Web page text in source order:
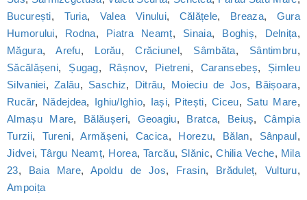
București, Turia, Valea Vinului, Călățele, Breaza, Gura
Humorului, Rodna, Piatra Neamț, Sinaia, Boghiș, Delnița,
Măgura,Arefu, Lorău,Crăciunel, Sâmbăta, Sântimbru,
Săcălășeni, Șugag, Râșnov, Pietreni, Caransebeș, Șimleu
Silvaniei,Zalău, Saschiz, Ditrău, Moieciu de Jos, Băișoara,
Rucăr, Nădejdea, Ighiu/Ighìo, Iași, Pitești,Ciceu, Satu Mare,
Almașu Mare, Bălăușeri, Geoagiu, Bratca, Beiuș,Câmpia
Turzii, Tureni,Armășeni, Cacica, Horezu, Bălan, Sânpaul,
Jidvei,Târgu Neamț, Horea,Tarcău, Slănic,Chilia Veche, Mila
23, Baia Mare,Apoldu de Jos, Frasin, Brăduleț, Vulturu,
Ampoița